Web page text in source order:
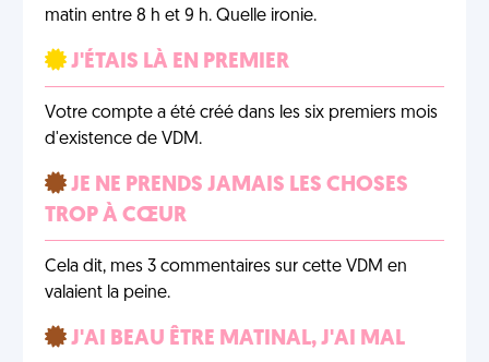
matin entre 8 h et 9 h. Quelle ironie.
J'ÉTAIS LÀ EN PREMIER
Votre compte a été créé dans les six premiers mois
d'existence de VDM.
JE NE PRENDS JAMAIS LES CHOSES
TROP À CŒUR
Cela dit, mes 3 commentaires sur cette VDM en
valaient la peine.
J'AI BEAU ÊTRE MATINAL, J'AI MAL